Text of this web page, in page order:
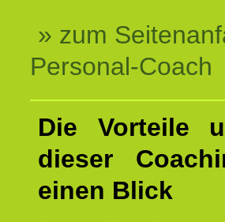
» zum
Personal-Coach
Die Vorteile
dieser
einen Blick